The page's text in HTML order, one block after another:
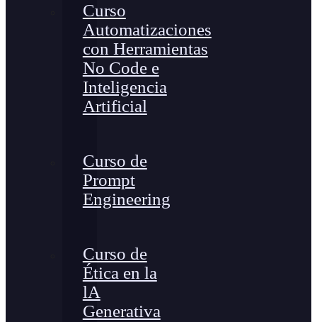
Curso
Automatizaciones
con Herramientas
No Code e
Inteligencia
Artificial
Curso de
Prompt
Engineering
Curso de
Ética en la
lA
Generativa